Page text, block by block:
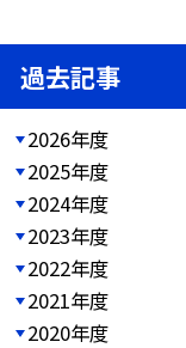
過去記事
2026年度
2025年度
2024年度
2023年度
2022年度
2021年度
2020年度